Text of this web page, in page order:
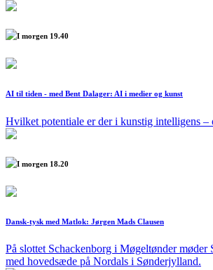
I morgen 19.40
AI til tiden - med Bent Dalager: AI i medier og kunst
Hvilket potentiale er der i kunstig intelligens
I morgen 18.20
Dansk-tysk med Matlok: Jørgen Mads Clausen
På slottet Schackenborg i Møgeltønder
med hovedsæde på Nordals i Sønderjylland.